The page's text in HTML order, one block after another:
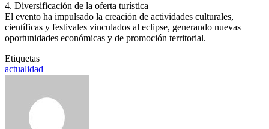
4. Diversificación de la oferta turística
El evento ha impulsado la creación de actividades culturales,
científicas y festivales vinculados al eclipse, generando nuevas
oportunidades económicas y de promoción territorial.
Etiquetas
actualidad